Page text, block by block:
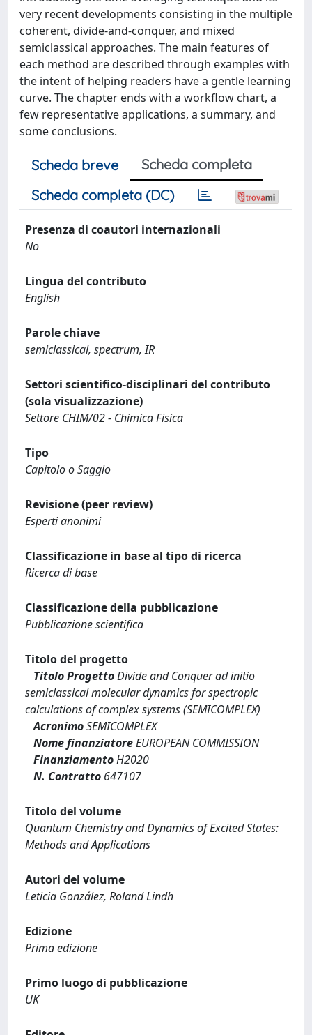
very recent developments consisting in the multiple
coherent, divide-and-conquer, and mixed
semiclassical approaches. The main features of
each method are described through examples with
the intent of helping readers have a gentle learning
curve. The chapter ends with a workflow chart, a
few representative applications, a summary, and
some conclusions.
Scheda breve
Scheda completa
Scheda completa (DC)
Presenza di coautori internazionali
No
Lingua del contributo
English
Parole chiave
semiclassical, spectrum, IR
Settori scientifico-disciplinari del contributo
(sola visualizzazione)
Settore CHIM/02 - Chimica Fisica
Tipo
Capitolo o Saggio
Revisione (peer review)
Esperti anonimi
Classificazione in base al tipo di ricerca
Ricerca di base
Classificazione della pubblicazione
Pubblicazione scientifica
Titolo del progetto
Titolo ProgettoDivide and Conquer ad initio
semiclassical molecular dynamics for spectropic
calculations of complex systems (SEMICOMPLEX)
AcronimoSEMICOMPLEX
Nome finanziatoreEUROPEAN COMMISSION
FinanziamentoH2020
N. Contratto 647107
Titolo del volume
Quantum Chemistry and Dynamics of Excited States:
Methods and Applications
Autori del volume
Leticia González, Roland Lindh
Edizione
Prima edizione
Primo luogo di pubblicazione
UK